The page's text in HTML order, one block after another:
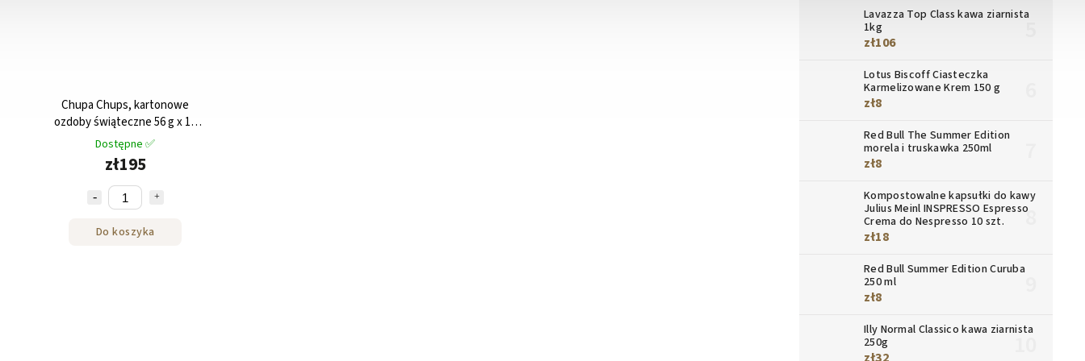
Lavazza Top Class kawa ziarnista
1kg
zł106
Lotus Biscoff Ciasteczka
Karmelizowane Krem 150 g
zł8
Red Bull The Summer Edition
morela i truskawka 250ml
zł8
Kompostowalne kapsułki do kawy
Julius Meinl INSPRESSO Espresso
Crema do Nespresso 10 szt.
zł18
Red Bull Summer Edition Curuba
250 ml
zł8
Illy Normal Classico kawa ziarnista
250g
Chupa Chups, kartonowe
ozdoby świąteczne 56 g x 12
szt.
Dostępne ✅
zł195
Do koszyka